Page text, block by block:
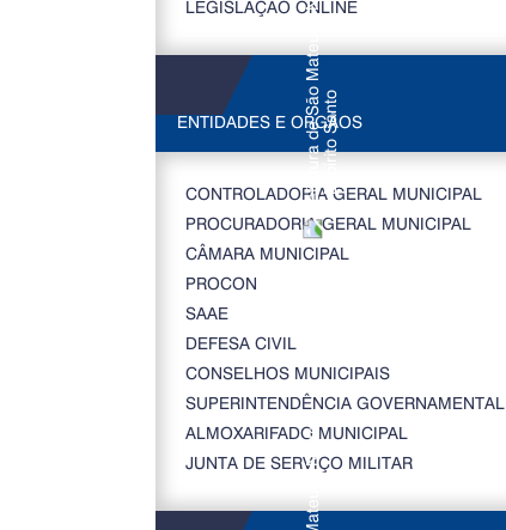
LEGISLAÇÃO ONLINE
ENTIDADES E ORGÃOS
CONTROLADORIA GERAL MUNICIPAL
PROCURADORIA GERAL MUNICIPAL
CÂMARA MUNICIPAL
PROCON
SAAE
DEFESA CIVIL
CONSELHOS MUNICIPAIS
SUPERINTENDÊNCIA GOVERNAMENTAL
ALMOXARIFADO MUNICIPAL
JUNTA DE SERVIÇO MILITAR